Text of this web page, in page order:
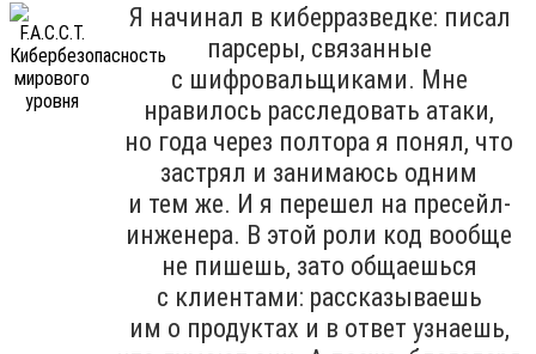
Я начинал в киберразведке: писал
парсеры, связанные
с шифровальщиками. Мне
нравилось расследовать атаки,
но года через полтора я понял, что
застрял и занимаюсь одним
и тем же. И я перешел на пресейл-
инженера. В этой роли код вообще
не пишешь, зато общаешься
с клиентами: рассказываешь
им о продуктах и в ответ узнаешь,